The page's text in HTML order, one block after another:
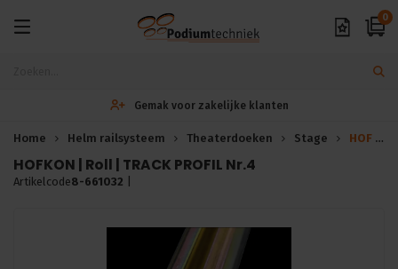
0
Gemak voor zakelijke klanten
Home Helm railsysteem Theaterdoeken Stage HOF Alutec* HOFKON | Roll | TRACK PROFIL Nr.4
HOFKON | Roll | TRACK PROFIL Nr.4
Artikelcode8-661032